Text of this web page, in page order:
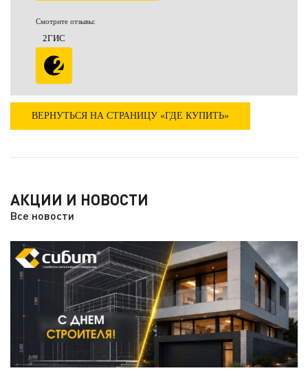
Смотрите отзывы:
2ГИС
ВЕРНУТЬСЯ НА СТРАНИЦУ «ГДЕ КУПИТЬ»
АКЦИИ И НОВОСТИ
Все новости